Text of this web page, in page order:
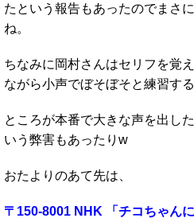
たという報告もあったのでまさ
ね。
ちなみに岡村さんはセリフを覚
ながら小声でぼそぼそと練習す
ところが本番で大きな声を出し
いう弊害もあったりw
おたよりのあて先は、
〒150-8001 NHK 「チコちゃん